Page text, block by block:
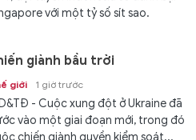
với một tỷ số sít sao.
giành bầu trời
giới 1 giờ trước
- Cuộc xung đột ở Ukraine đã
vào một giai đoạn mới, trong đó
chiến giành quyền kiểm soát...